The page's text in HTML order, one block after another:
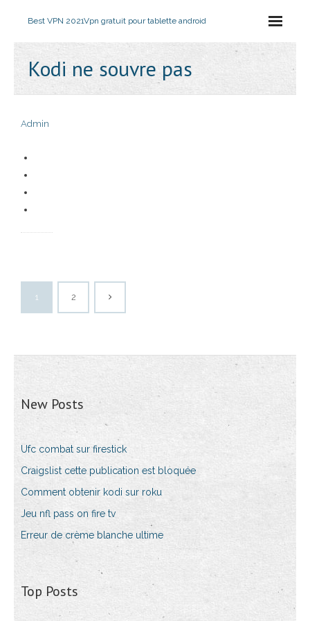
Best VPN 2021Vpn gratuit pour tablette android
Kodi ne souvre pas
Admin
1 2
New Posts
Ufc combat sur firestick
Craigslist cette publication est bloquée
Comment obtenir kodi sur roku
Jeu nfl pass on fire tv
Erreur de crème blanche ultime
Top Posts